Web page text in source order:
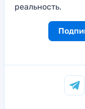
реальность.